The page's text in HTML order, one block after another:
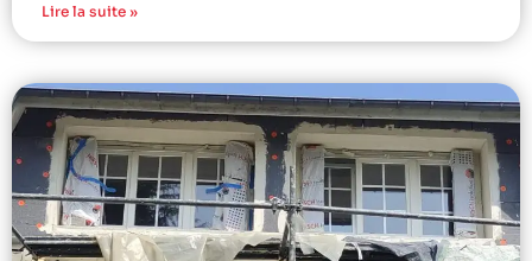
Lire la suite »